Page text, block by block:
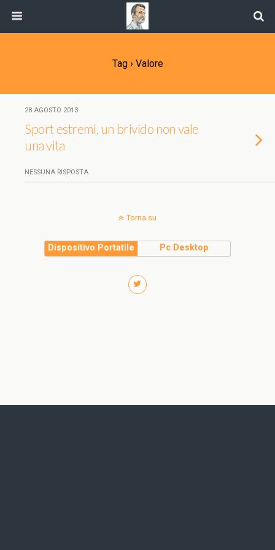
Tag › Valore
28 AGOSTO 2013
Sport estremi, un brivido non vale
una vita
NESSUNA RISPOSTA
Torna su
Dispositivo Portatile Pc Desktop